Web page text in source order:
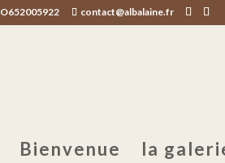
O652005922 contact@albalaine.fr
Bienvenue la